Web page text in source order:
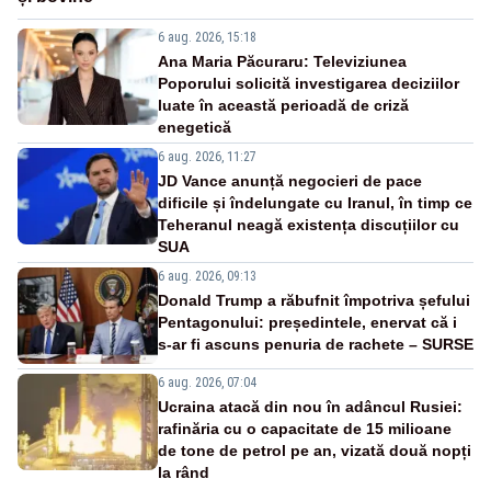
6 aug. 2026, 15:18
Ana Maria Păcuraru: Televiziunea
Poporului solicită investigarea deciziilor
luate în această perioadă de criză
enegetică
6 aug. 2026, 11:27
JD Vance anunță negocieri de pace
dificile și îndelungate cu Iranul, în timp ce
Teheranul neagă existența discuțiilor cu
SUA
6 aug. 2026, 09:13
Donald Trump a răbufnit împotriva șefului
Pentagonului: președintele, enervat că i
s-ar fi ascuns penuria de rachete – SURSE
6 aug. 2026, 07:04
Ucraina atacă din nou în adâncul Rusiei:
rafinăria cu o capacitate de 15 milioane
de tone de petrol pe an, vizată două nopți
la rând